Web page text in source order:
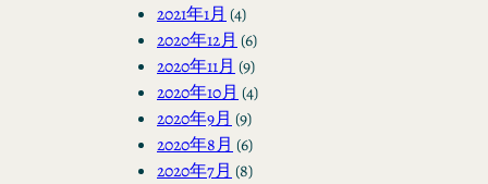
2021年1月 (4)
2020年12月 (6)
2020年11月 (9)
2020年10月 (4)
2020年9月 (9)
2020年8月 (6)
2020年7月 (8)